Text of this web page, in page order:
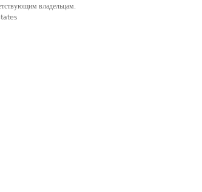
владельцам.